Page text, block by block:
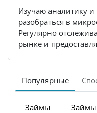
Изучаю аналитику
разобраться в
Регулярно
рынке и
Популярные
Займы